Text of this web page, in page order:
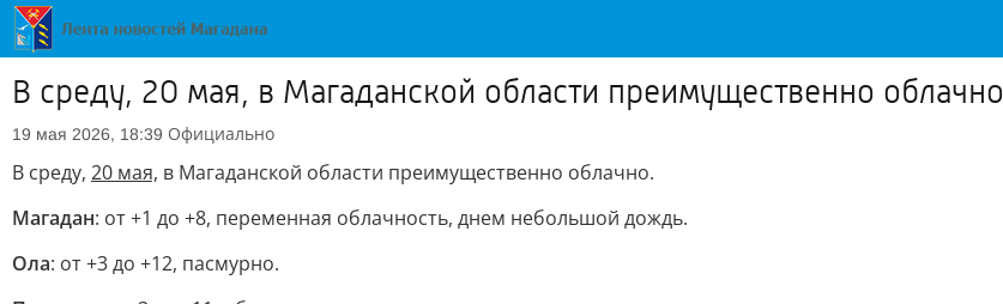
В среду, 20 мая, в Магаданской области преимущественно облачно
19 мая 2026, 18:39 Официально
В среду, 20 мая, в Магаданской области преимущественно облачно.
Магадан: от +1 до +8, переменная облачность, днем небольшой дождь.
Ола: от +3 до +12, пасмурно.